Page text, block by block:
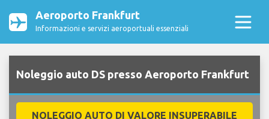
Aeroporto Frankfurt
Informazioni e servizi aeroportuali essenziali
Noleggio auto DS presso Aeroporto Frankfurt
NOLEGGIO AUTO DI VALORE INSUPERABILE